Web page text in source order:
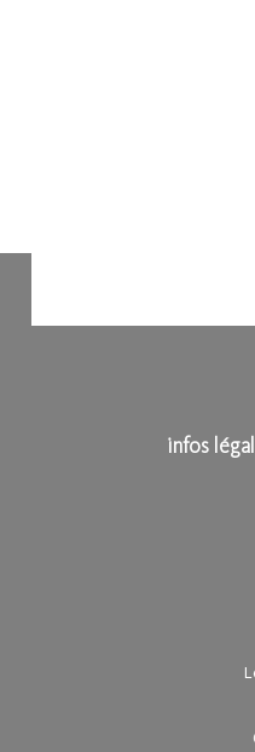
infos